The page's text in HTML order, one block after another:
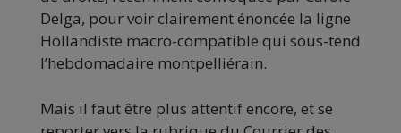
Delga, pour voir clairement énoncée la ligne
Hollandiste macro-compatible qui sous-tend
l’hebdomadaire montpelliérain.
Mais il faut être plus attentif encore, et se